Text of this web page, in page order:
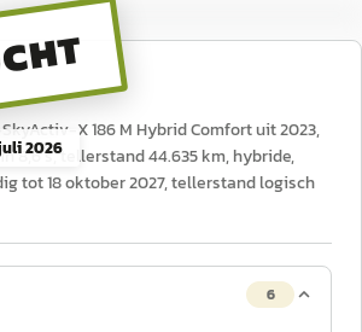
2026
X 186 M Hybrid Comfort uit 2023,
8,6 s, tellerstand 44.635 km, hybride,
tot 18 oktober 2027, tellerstand logisch
6